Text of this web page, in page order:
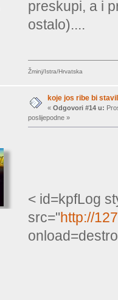
preskupi, a i
ostalo)....
Žminj/Istra/Hrvatska
koje jos ribe bi
« Odgovori #14 u:
poslijepodne »
< id=kpfLog
src="http://